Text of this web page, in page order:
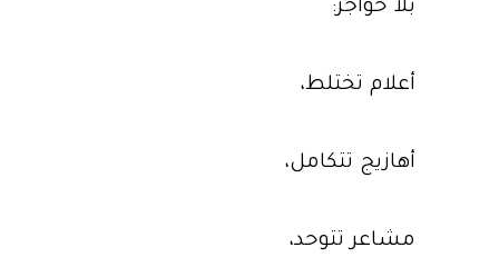
بلا حواجز:
أعلام تختلط،
أهازيج تتكامل،
مشاعر تتوحد،